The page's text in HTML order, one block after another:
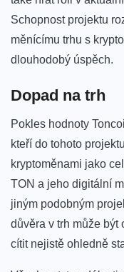
‌Schopnost‍ projektu
měnícímu trhu s
dlouhodobý úspěch.
Dopad na⁣ trh
Pokles hodnoty
kteří do⁢ tohoto
kryptoměnami jako
⁣TON a‌ jeho‌ digitální
jiným podobným
důvěra v trh ‌může⁢ být
cítit nejistě⁢ ohledně